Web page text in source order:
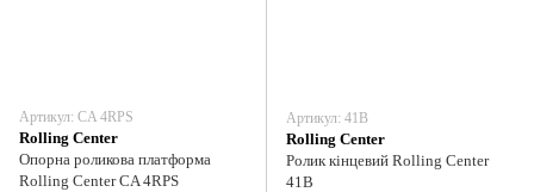
Артикул: CA 4RPS
Rolling Center
Опорна роликова платформа
Rolling Center CA 4RPS
Артикул: 41B
Rolling Center
Ролик кінцевий Rolling Center
41B